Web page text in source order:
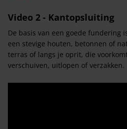
Video 2 - Kantopsluiting
De basis van een goede fundering
een stevige houten, betonnen of
terras of langs je oprit, die
verschuiven, uitlopen of verzakken.